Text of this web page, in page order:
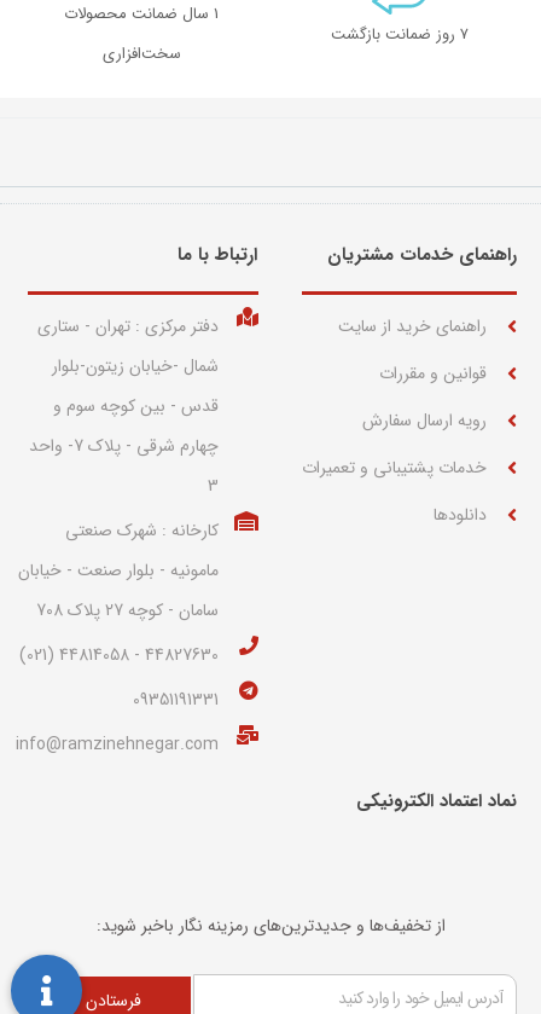
۷ روز ضمانت بازگشت
1 سال ضمانت محصولات
سخت‌افزاری
راهنمای خدمات مشتریان
راهنمای خرید از سایت
قوانین و مقررات
رویه ارسال سفارش
خدمات پشتیبانی و تعمیرات
دانلودها
ارتباط با ما​
دفتر مرکزی : تهران - ستاری
شمال -خیابان زیتون-بلوار
قدس - بین کوچه سوم و
چهارم شرقی - پلاک 7- واحد
3
کارخانه : شهرک صنعتی
مامونیه - بلوار صنعت - خیابان
سامان - کوچه 27 پلاک 708
44827630 - 44814058 (021)
09351191331
info@ramzinehnegar.com
نماد اعتماد الکترونیکی​
از تخفیف‌ها و جدیدترین‌های رمزینه نگار باخبر شوید:
فرستادن